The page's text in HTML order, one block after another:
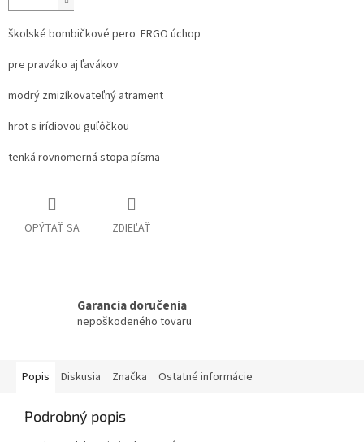
školské bombičkové pero ERGO úchop
pre praváko aj ľavákov
modrý zmizíkovateľný atrament
hrot s irídiovou guľôčkou
tenká rovnomerná stopa písma
OPÝTAŤ SA ZDIEĽAŤ
Garancia doručenia
nepoškodeného tovaru
Popis Diskusia Značka Ostatné informácie
Podrobný popis